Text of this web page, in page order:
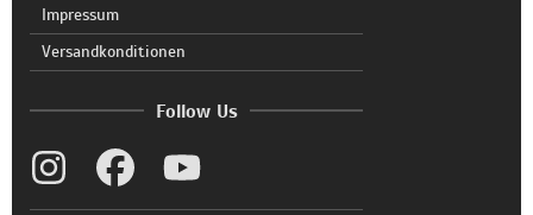
Impressum
Versandkonditionen
Follow Us